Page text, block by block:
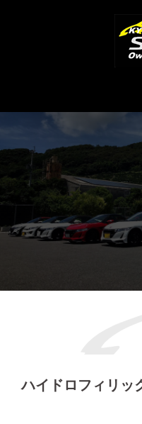
プ
ハイドロフィリッ